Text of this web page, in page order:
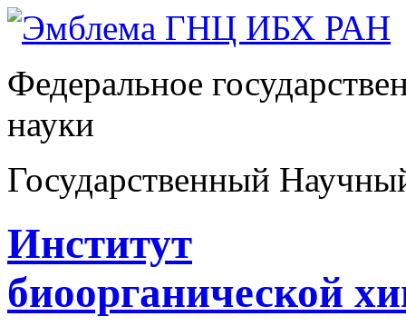
Федеральное
науки
Государственный
Институт
биоорганической